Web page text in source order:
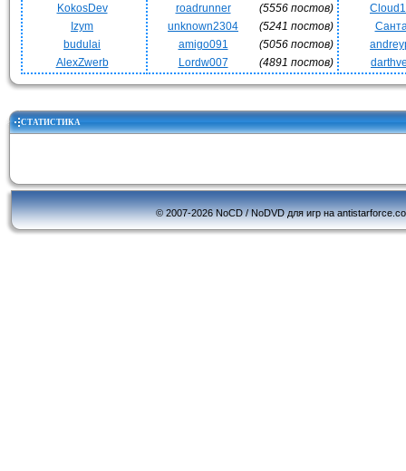
KokosDev
Izym
budulai
AlexZwerb
roadrunner
(5556 постов)
unknown2304
(5241 постов)
amigo091
(5056 постов)
Lordw007
(4891 постов)
СТАТИСТИКА
© 2007-2026 NoCD / NoDVD для игр на